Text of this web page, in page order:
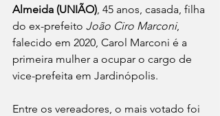
Almeida (UNIÃO) , 45 anos, casada, filha
do ex-prefeito João Ciro Marconi,
falecido em 2020, Carol Marconi é a
primeira mulher a ocupar o cargo de
vice-prefeita em Jardinópolis.
Entre os vereadores, o mais votado foi